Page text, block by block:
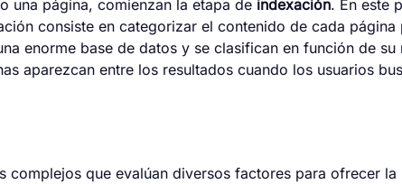
una página, comienzan la etapa de indexación. En este
consiste en categorizar el contenido de cada
enorme base de datos y se clasifican en función de
aparezcan entre los resultados cuando los usuarios
complejos que evalúan diversos factores para ofrecer la